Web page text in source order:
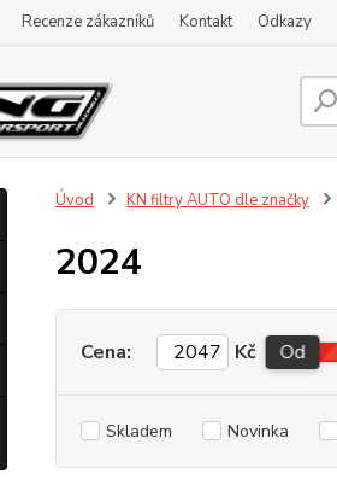
Recenze zákazníků Kontakt Odkazy
Úvod KN filtry AUTO dle značky
2024
Cena: Kč Od
Skladem Novinka